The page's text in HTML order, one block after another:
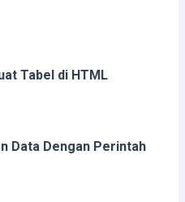
Tabel di HTML
Data Dengan Perintah